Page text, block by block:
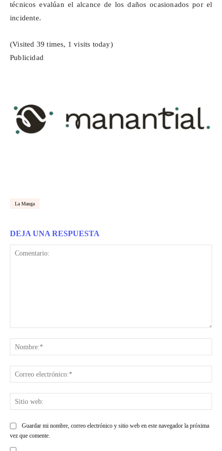
técnicos evalúan el alcance de los daños ocasionados por el
incidente.
(Visited 39 times, 1 visits today)
Publicidad
La Manga
DEJA UNA RESPUESTA
Guardar mi nombre, correo electrónico y sitio web en este navegador la próxima
vez que comente.